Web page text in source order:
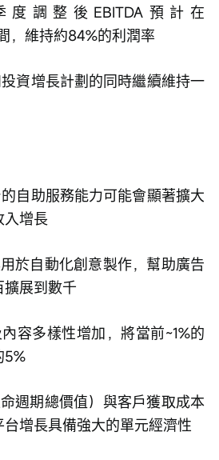
調整後EBITDA預計在
，維持約84%的利潤率
資增長計劃的同時繼續維持一
自助服務能力可能會顯著擴大
入增長
於自動化創意製作，幫助廣告
展到數千
容多樣性增加，將當前~1%的
5%
週期總價值）與客戶獲取成本
增長具備強大的單元經濟性